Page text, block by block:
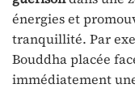
énergies et
tranquillité. Par
Bouddha placée
immédiatement